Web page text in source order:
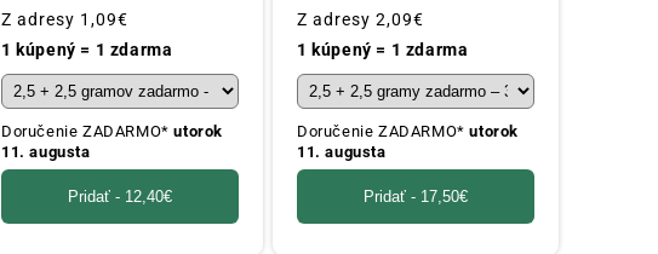
Obvyklá
cena
Z adresy 1,09€
1 kúpený = 1 zdarma
Doručenie ZADARMO*utorok
11. augusta
Pridať - 12,40€
Obvyklá
cena
Z adresy 2,09€
1 kúpený = 1 zdarma
Doručenie ZADARMO*utorok
11. augusta
Pridať - 17,50€